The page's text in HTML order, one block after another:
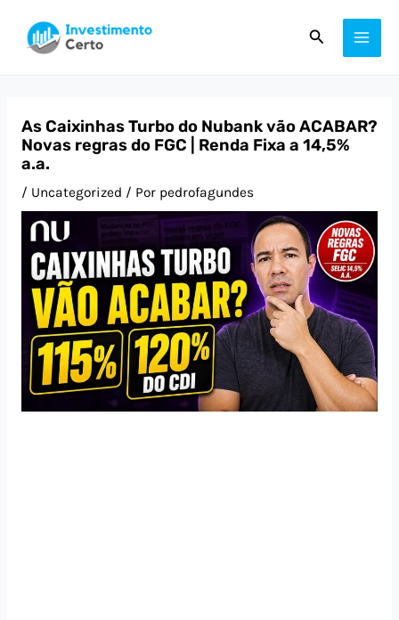
para
Pesquisar
As Caixinhas Turbo do Nubank vão ACABAR?
Novas regras do FGC | Renda Fixa a 14,5%
a.a.
/ Uncategorized / Por pedrofagundes
navigation